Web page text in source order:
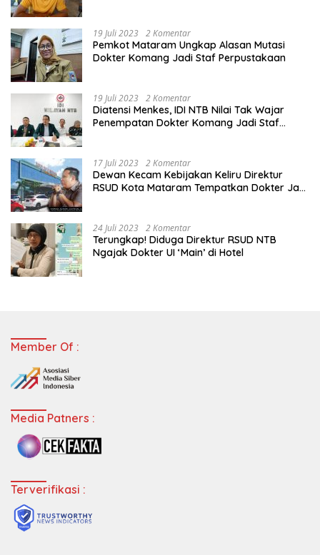
19 Juli 2023 2 Komentar
Pemkot Mataram Ungkap Alasan Mutasi
Dokter Komang Jadi Staf Perpustakaan
19 Juli 2023 2 Komentar
Diatensi Menkes, IDI NTB Nilai Tak Wajar
Penempatan Dokter Komang Jadi Staf
17 Juli 2023 2 Komentar
Dewan Kecam Kebijakan Keliru Direktur
RSUD Kota Mataram Tempatkan Dokter Jadi
24 Juli 2023 2 Komentar
Terungkap! Diduga Direktur RSUD NTB
Ngajak Dokter UI ‘Main’ di Hotel
Member Of :
Media Patners :
Terverifikasi :